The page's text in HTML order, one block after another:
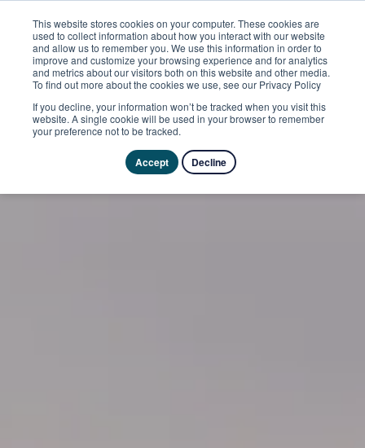
This website stores cookies on your computer. These cookies are
used to collect information about how you interact with our website
and allow us to remember you. We use this information in order to
improve and customize your browsing experience and for analytics
and metrics about our visitors both on this website and other media.
To find out more about the cookies we use, see our Privacy Policy
If you decline, your information won’t be tracked when you visit this
website. A single cookie will be used in your browser to remember
your preference not to be tracked.
Accept Decline